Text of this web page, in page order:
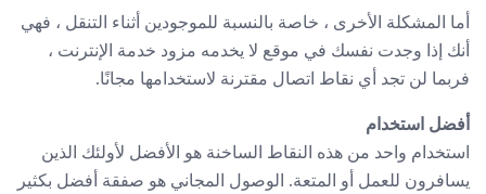
أما المشكلة الأخرى ، خاصة بالنسبة للموجودين أثناء التنقل ، فهي
أنك إذا وجدت نفسك في موقع لا يخدمه مزود خدمة الإنترنت ،
فربما لن تجد أي نقاط اتصال مقترنة لاستخدامها مجانًا.
أفضل استخدام
استخدام واحد من هذه النقاط الساخنة هو الأفضل لأولئك الذين
يسافرون للعمل أو المتعة. الوصول المجاني هو صفقة أفضل بكثير